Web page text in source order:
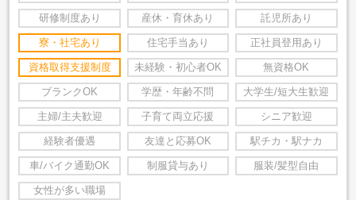
研修制度あり 産休・育休あり 託児所あり
寮・社宅あり 住宅手当あり 正社員登用あり
資格取得支援制度 未経験・初心者OK 無資格OK
ブランクOK 学歴・年齢不問 大学生/短大生歓迎
主婦/主夫歓迎 子育て両立応援 シニア歓迎
経験者優遇 友達と応募OK 駅チカ・駅ナカ
車/バイク通勤OK 制服貸与あり 服装/髪型自由
女性が多い職場